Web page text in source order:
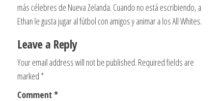
más célebres de Nueva Zelanda. Cuando no está escribiendo, a
Ethan le gusta jugar al fútbol con amigos y animar a los All Whites.
Leave a Reply
Your email address will not be published. Required fields are
marked *
Comment *